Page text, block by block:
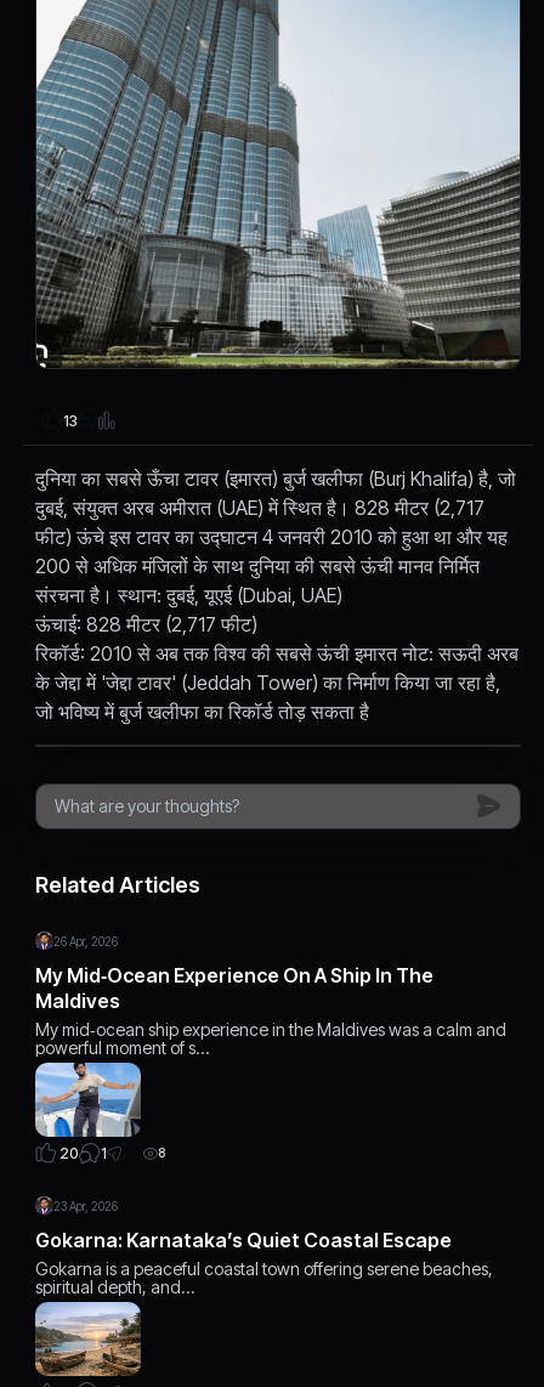
13
दुनिया का सबसे ऊँचा टावर (इमारत) बुर्ज खलीफा (Burj Khalifa) है, जो
दुबई, संयुक्त अरब अमीरात (UAE) में स्थित है। 828 मीटर (2,717
फीट) ऊंचे इस टावर का उद्घाटन 4 जनवरी 2010 को हुआ था और यह
200 से अधिक मंजिलों के साथ दुनिया की सबसे ऊंची मानव निर्मित
संरचना है। स्थान: दुबई, यूएई (Dubai, UAE)
ऊंचाई: 828 मीटर (2,717 फीट)
रिकॉर्ड: 2010 से अब तक विश्व की सबसे ऊंची इमारत नोट: सऊदी अरब
के जेद्दा में 'जेद्दा टावर' (Jeddah Tower) का निर्माण किया जा रहा है,
जो भविष्य में बुर्ज खलीफा का रिकॉर्ड तोड़ सकता है
Related Articles
26 Apr, 2026
My Mid‑Ocean Experience On A Ship In The
Maldives
My mid‑ocean ship experience in the Maldives was a calm and
powerful moment of s…
20 1 8
23 Apr, 2026
Gokarna: Karnataka’s Quiet Coastal Escape
Gokarna is a peaceful coastal town offering serene beaches,
spiritual depth, and…